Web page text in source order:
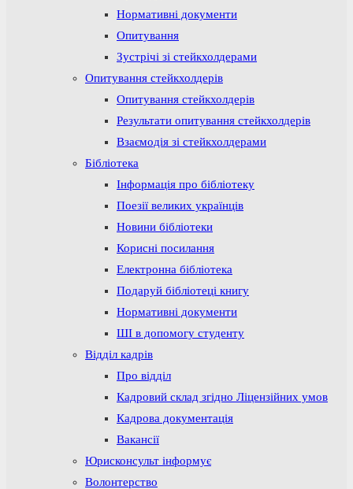
Нормативні документи
Опитування
Зустрічі зі стейкхолдерами
Опитування стейкхолдерів
Опитування стейкхолдерів
Результати опитування стейкхолдерів
Взаємодія зі стейкхолдерами
Бібліотека
Інформація про бібліотеку
Поезії великих українців
Новини бібліотеки
Корисні посилання
Електронна бібліотека
Подаруй бібліотеці книгу
Нормативні документи
ШІ в допомогу студенту
Відділ кадрів
Про відділ
Кадровий склад згідно Ліцензійних умов
Кадрова документація
Вакансії
Юрисконсульт інформує
Волонтерство